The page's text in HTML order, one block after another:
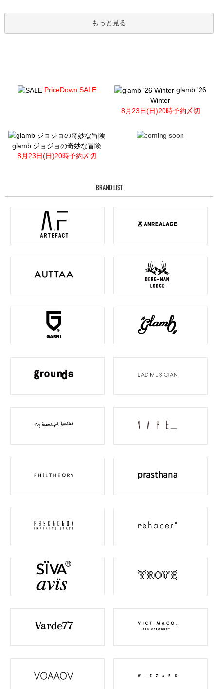
もっと見る
PriceDown SALE
glamb '26
Winter
8月23日(日)20時予約〆切
glamb ジョジョの奇妙な冒険
8月23日(日)20時予約〆切
BRAND LIST